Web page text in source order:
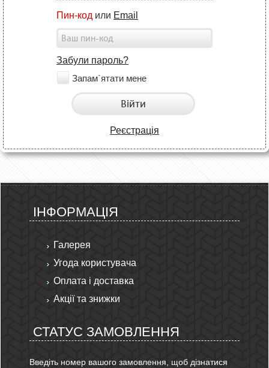
Пин-код или Email
Забули пароль?
Запам`ятати мене
Війти
Реєстрація
ІНФОРМАЦІЯ
Галерея
Угода користувача
Оплата і доставка
Акції та знижки
СТАТУС ЗАМОВЛЕННЯ
Введіть номер вашого замовлення, щоб дізнатися